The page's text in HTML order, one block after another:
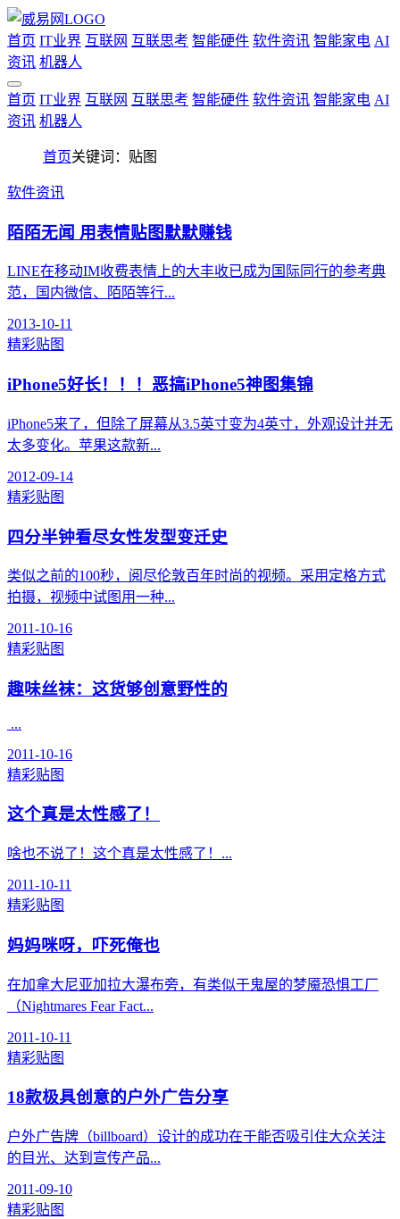
首页 IT业界 互联网 互联思考 智能硬件 软件资讯 智能家电 AI
资讯 机器人
首页 IT业界 互联网 互联思考 智能硬件 软件资讯 智能家电 AI
资讯 机器人
首页关键词：贴图
软件资讯
陌陌无闻 用表情贴图默默赚钱
LINE在移动IM收费表情上的大丰收已成为国际同行的参考典
范，国内微信、陌陌等行...
2013-10-11
精彩贴图
iPhone5好长！！！恶搞iPhone5神图集锦
iPhone5来了，但除了屏幕从3.5英寸变为4英寸，外观设计并无
太多变化。苹果这款新...
2012-09-14
精彩贴图
四分半钟看尽女性发型变迁史
类似之前的100秒，阅尽伦敦百年时尚的视频。采用定格方式
拍摄，视频中试图用一种...
2011-10-16
精彩贴图
趣味丝袜：这货够创意野性的
...
2011-10-16
精彩贴图
这个真是太性感了！
啥也不说了！这个真是太性感了！...
2011-10-11
精彩贴图
妈妈咪呀，吓死俺也
在加拿大尼亚加拉大瀑布旁，有类似于鬼屋的梦魇恐惧工厂
（Nightmares Fear Fact...
2011-10-11
精彩贴图
18款极具创意的户外广告分享
户外广告牌（billboard）设计的成功在于能否吸引住大众关注
的目光、达到宣传产品...
2011-09-10
精彩贴图